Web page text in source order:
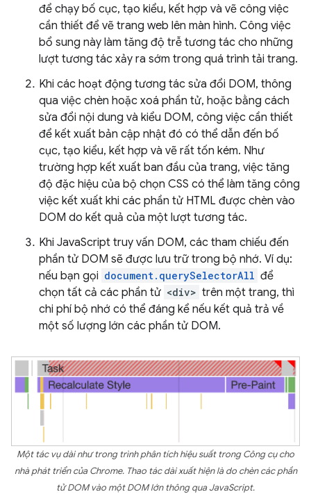
để chạy bố cục, tạo kiểu, kết hợp và vẽ công việc
cần thiết để vẽ trang web lên màn hình. Công việc
bổ sung này làm tăng độ trễ tương tác cho những
lượt tương tác xảy ra sớm trong quá trình tải trang.
Khi các hoạt động tương tác sửa đổi DOM, thông
qua việc chèn hoặc xoá phần tử, hoặc bằng cách
sửa đổi nội dung và kiểu DOM, công việc cần thiết
để kết xuất bản cập nhật đó có thể dẫn đến bố
cục, tạo kiểu, kết hợp và vẽ rất tốn kém. Như
trường hợp kết xuất ban đầu của trang, việc tăng
độ đặc hiệu của bộ chọn CSS có thể làm tăng công
việc kết xuất khi các phần tử HTML được chèn vào
DOM do kết quả của một lượt tương tác.
Khi JavaScript truy vấn DOM, các tham chiếu đến
phần tử DOM sẽ được lưu trữ trong bộ nhớ. Ví dụ:
nếu bạn gọi document.querySelectorAll để
chọn tất cả các phần tử <div> trên một trang, thì
chi phí bộ nhớ có thể đáng kể nếu kết quả trả về
một số lượng lớn các phần tử DOM.
Một tác vụ dài như trong trình phân tích hiệu suất trong Công cụ cho
nhà phát triển của Chrome. Thao tác dài xuất hiện là do chèn các phần
tử DOM vào một DOM lớn thông qua JavaScript.